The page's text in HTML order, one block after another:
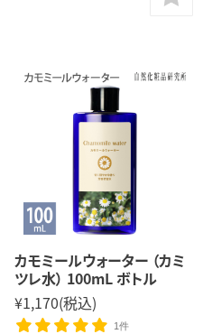
カモミールウォーター （カミ
ツレ水） 100mL ボトル
¥1,170(税込)
1件